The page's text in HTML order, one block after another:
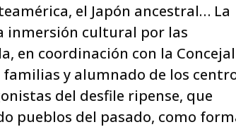
el Japón ancestral… La
inmersión cultural por las
en coordinación con la
familias y alumnado de los
del desfile ripense, que
pueblos del pasado, como